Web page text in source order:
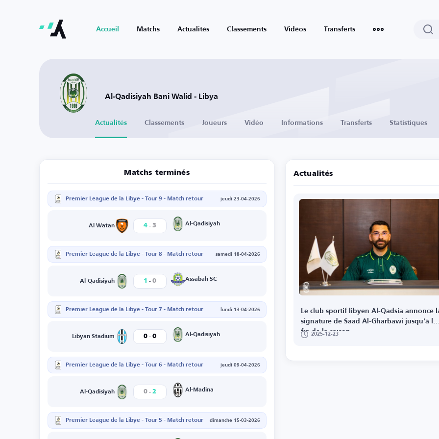
Accueil Matchs Actualités Classements Vidéos Transferts
Al-Qadisiyah Bani Walid - Libya
Actualités Classements Joueurs Vidéo Informations Transferts Statistiques
Matchs terminés
Premier League de la Libye - Tour 9 - Match retour jeudi 23-04-2026
Al Watan 4 - 3 Al-Qadisiyah
Premier League de la Libye - Tour 8 - Match retour samedi 18-04-2026
Al-Qadisiyah 1 - 0 Assabah SC
Premier League de la Libye - Tour 7 - Match retour lundi 13-04-2026
Libyan Stadium 0 - 0 Al-Qadisiyah
Premier League de la Libye - Tour 6 - Match retour jeudi 09-04-2026
Al-Qadisiyah 0 - 2 Al-Madina
Premier League de la Libye - Tour 5 - Match retour dimanche 15-03-2026
Actualités
Le club sportif libyen Al-Qadsia annonce
signature de Saad Al-Gharbawi jusqu'à la
fin de la saison
2025-12-23